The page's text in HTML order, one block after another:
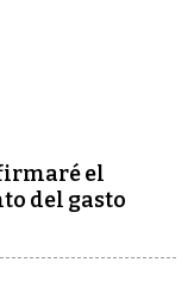
el
del gasto